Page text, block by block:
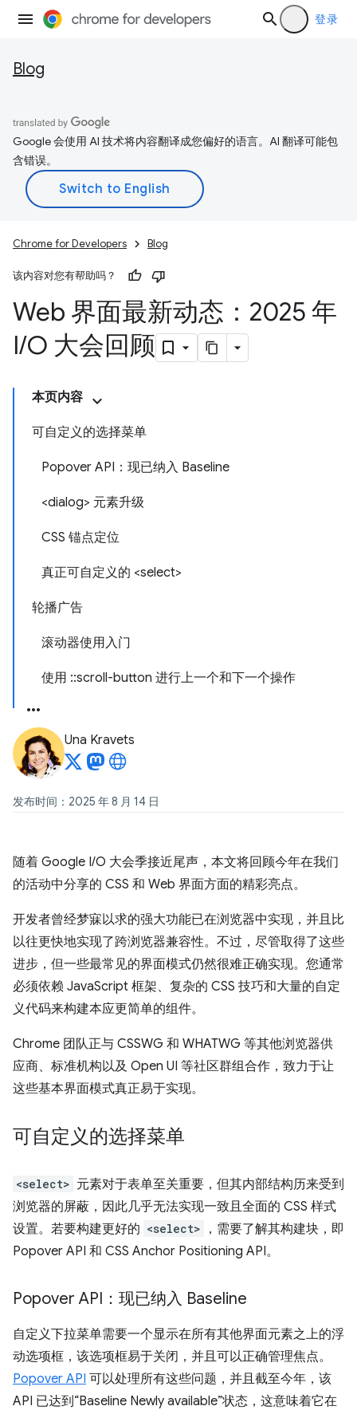
登录
Blog
Google 会使用 AI 技术将内容翻译成您偏好的语言。AI 翻译可能包
含错误。
Chrome for Developers Blog
该内容对您有帮助吗？
Web 界面最新动态：2025 年
I/O 大会回顾
本页内容
可自定义的选择菜单
Popover API：现已纳入 Baseline
<dialog> 元素升级
CSS 锚点定位
真正可自定义的 <select>
轮播广告
滚动器使用入门
使用 ::scroll-button 进行上一个和下一个操作
Una Kravets
发布时间：2025 年 8 月 14 日
随着 Google I/O 大会季接近尾声，本文将回顾今年在我们
的活动中分享的 CSS 和 Web 界面方面的精彩亮点。
开发者曾经梦寐以求的强大功能已在浏览器中实现，并且比
以往更快地实现了跨浏览器兼容性。不过，尽管取得了这些
进步，但一些最常见的界面模式仍然很难正确实现。您通常
必须依赖 JavaScript 框架、复杂的 CSS 技巧和大量的自定
义代码来构建本应更简单的组件。
Chrome 团队正与 CSSWG 和 WHATWG 等其他浏览器供
应商、标准机构以及 Open UI 等社区群组合作，致力于让
这些基本界面模式真正易于实现。
可自定义的选择菜单
<select> 元素对于表单至关重要，但其内部结构历来受到
浏览器的屏蔽，因此几乎无法实现一致且全面的 CSS 样式
设置。若要构建更好的 <select>
，需要了解其构建块，即
Popover API 和 CSS Anchor Positioning API。
Popover API：现已纳入 Baseline
自定义下拉菜单需要一个显示在所有其他界面元素之上的浮
动选项框，该选项框易于关闭，并且可以正确管理焦点。
Popover API 可以处理所有这些问题，并且截至今年，该
API 已达到“Baseline Newly available”状态，这意味着它在